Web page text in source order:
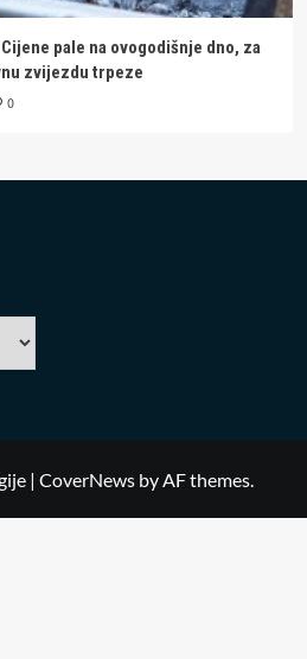
Cijene pale na ovogodišnje dno, za
zvijezdu trpeze
0
| CoverNewsby AF themes.